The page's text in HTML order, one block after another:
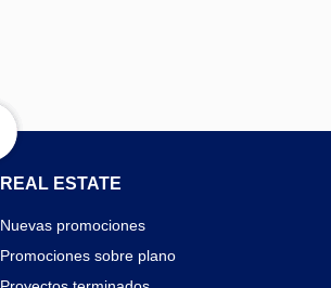
REAL ESTATE
Nuevas promociones
Promociones sobre plano